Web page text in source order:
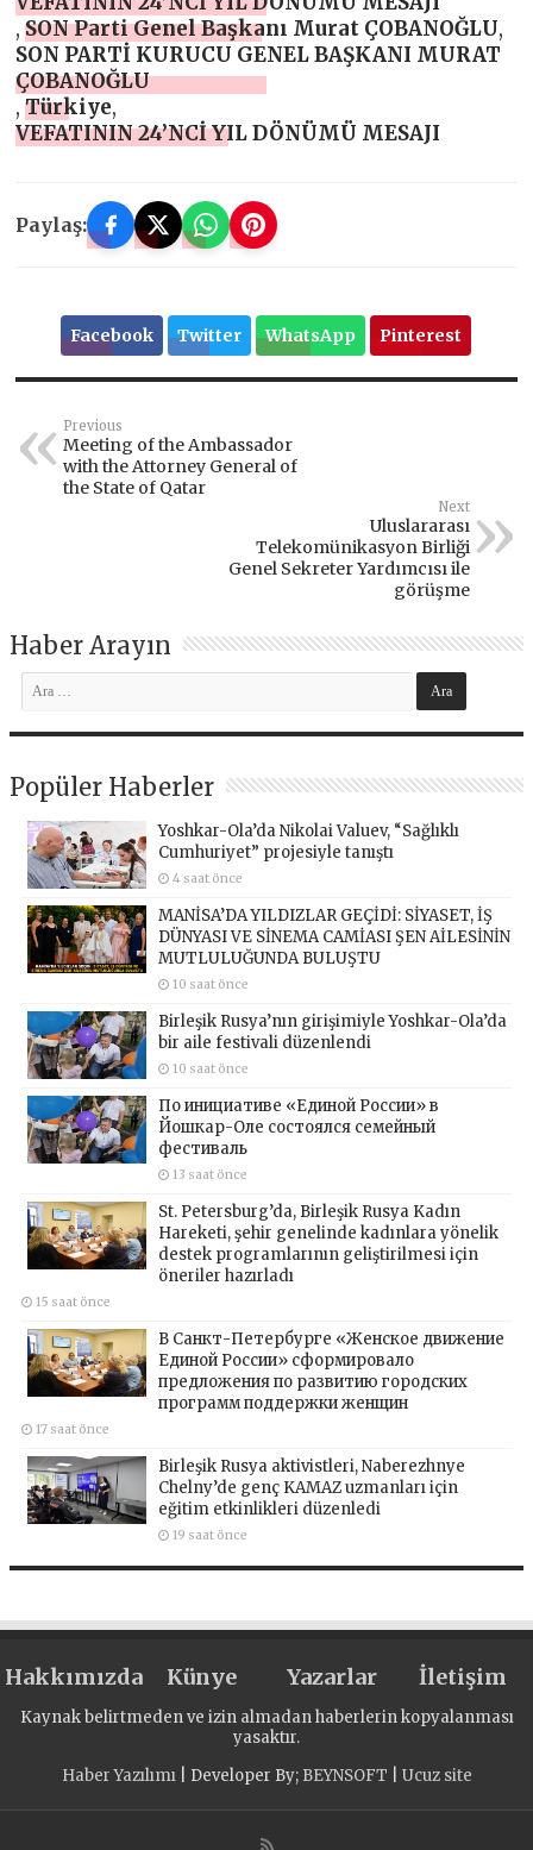
,SON Parti Genel Başkanı Murat ÇOBANOĞLU,
SON PARTİ KURUCU GENEL BAŞKANI MURAT
ÇOBANOĞLU
,Türkiye,
VEFATININ 24’NCİ YIL DÖNÜMÜ MESAJI
Paylaş:
Facebook Twitter WhatsApp Pinterest
Previous
Meeting of the Ambassador
with the Attorney General of
the State of Qatar
Next
Uluslararası
Telekomünikasyon Birliği
Genel Sekreter Yardımcısı ile
görüşme
Haber Arayın
Popüler Haberler
Yoshkar-Ola’da Nikolai Valuev, “Sağlıklı
Cumhuriyet” projesiyle tanıştı
4 saat önce
MANİSA’DA YILDIZLAR GEÇİDİ: SİYASET, İŞ
DÜNYASI VE SİNEMA CAMİASI ŞEN AİLESİNİN
MUTLULUĞUNDA BULUŞTU
10 saat önce
Birleşik Rusya’nın girişimiyle Yoshkar-Ola’da
bir aile festivali düzenlendi
10 saat önce
По инициативе «Единой России» в
Йошкар-Оле состоялся семейный
фестиваль
13 saat önce
St. Petersburg’da, Birleşik Rusya Kadın
Hareketi, şehir genelinde kadınlara yönelik
destek programlarının geliştirilmesi için
öneriler hazırladı
15 saat önce
В Санкт-Петербурге «Женское движение
Единой России» сформировало
предложения по развитию городских
программ поддержки женщин
17 saat önce
Birleşik Rusya aktivistleri, Naberezhnye
Chelny’de genç KAMAZ uzmanları için
eğitim etkinlikleri düzenledi
19 saat önce
Hakkımızda Künye Yazarlar İletişim
Kaynak belirtmeden ve izin almadan haberlerin kopyalanması
yasaktır.
Haber Yazılımı| Developer By; BEYNSOFT Ucuz site